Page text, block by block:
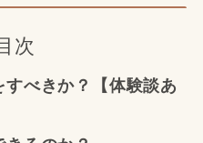
次
べきか？【体験談あ